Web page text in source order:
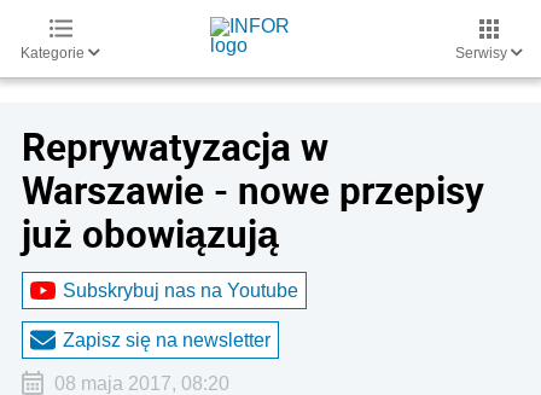
Kategorie Serwisy
Reprywatyzacja w
Warszawie - nowe przepisy
już obowiązują
Subskrybuj nas na Youtube
Zapisz się na newsletter
08 maja 2017, 08:20